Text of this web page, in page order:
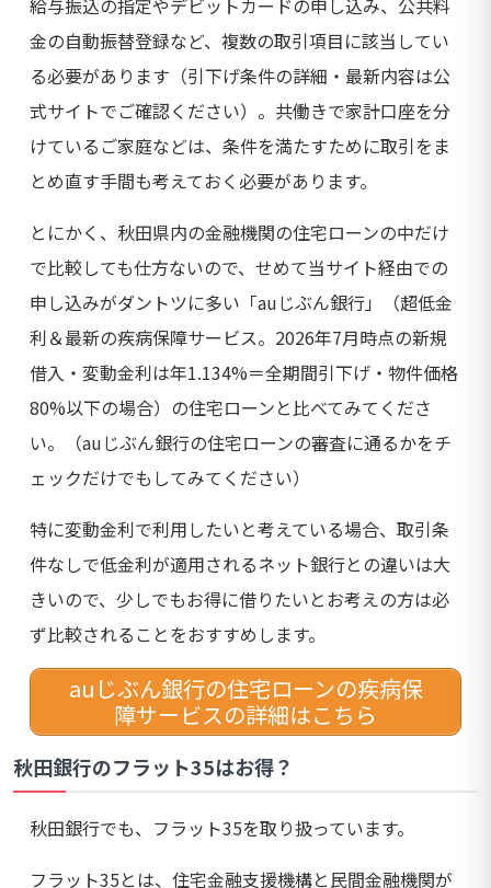
給与振込の指定やデビットカードの申し込み、公共料
金の自動振替登録など、複数の取引項目に該当してい
る必要があります（引下げ条件の詳細・最新内容は公
式サイトでご確認ください）。共働きで家計口座を分
けているご家庭などは、条件を満たすために取引をま
とめ直す手間も考えておく必要があります。
とにかく、秋田県内の金融機関の住宅ローンの中だけ
で比較しても仕方ないので、せめて当サイト経由での
申し込みがダントツに多い「auじぶん銀行」（超低金
利＆最新の疾病保障サービス。2026年7月時点の新規
借入・変動金利は年1.134%＝全期間引下げ・物件価格
80%以下の場合）の住宅ローンと比べてみてくださ
い。（auじぶん銀行の住宅ローンの審査に通るかをチ
ェックだけでもしてみてください）
特に変動金利で利用したいと考えている場合、取引条
件なしで低金利が適用されるネット銀行との違いは大
きいので、少しでもお得に借りたいとお考えの方は必
ず比較されることをおすすめします。
auじぶん銀行の住宅ローンの疾病保
障サービスの詳細はこちら
秋田銀行のフラット35はお得？
秋田銀行でも、フラット35を取り扱っています。
フラット35とは、住宅金融支援機構と民間金融機関が